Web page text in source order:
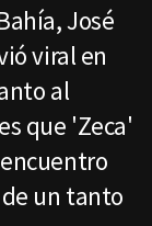
José
viral en
al
que 'Zeca'
un tanto